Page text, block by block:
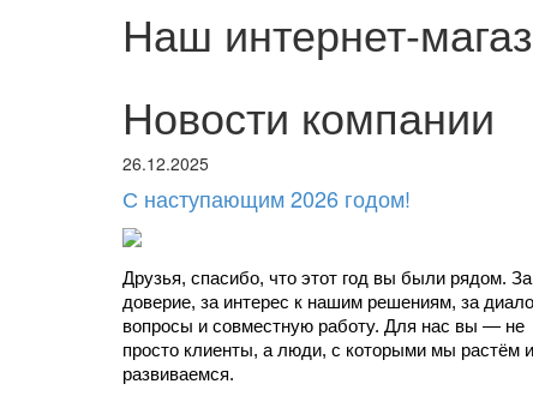
Наш интернет-
Новости компании
26.12.2025
С наступающим 2026 годом!
Друзья, спасибо, что этот год вы были рядом. За
доверие, за интерес к нашим решениям, за
вопросы и совместную работу. Для нас вы — не
просто клиенты, а люди, с которыми мы растём и
развиваемся.